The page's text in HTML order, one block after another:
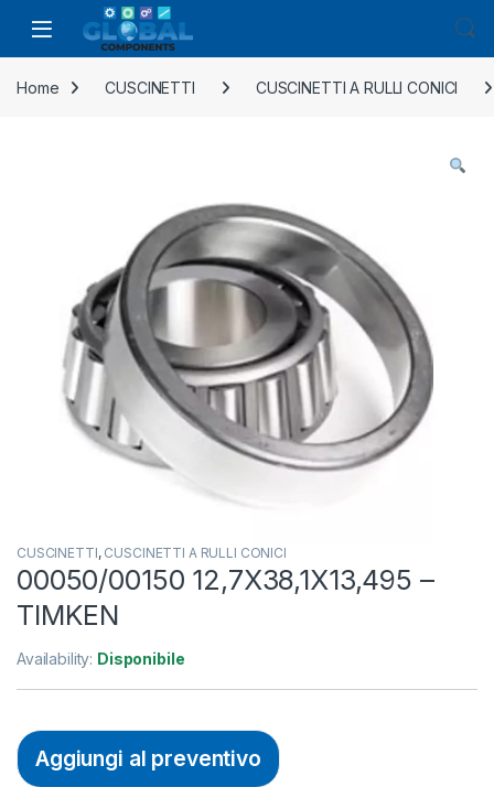
Home CUSCINETTI CUSCINETTI A RULLI CONICI
CUSCINETTI, CUSCINETTI A RULLI CONICI
00050/00150 12,7X38,1X13,495 –
TIMKEN
Availability: Disponibile
Aggiungi al preventivo